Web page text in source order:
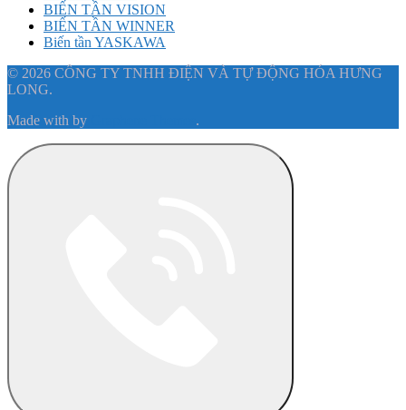
BIẾN TẦN VISION
BIẾN TẦN WINNER
Biến tần YASKAWA
© 2026 CÔNG TY TNHH ĐIỆN VÀ TỰ ĐỘNG HÓA HƯNG
LONG.
Made with by .